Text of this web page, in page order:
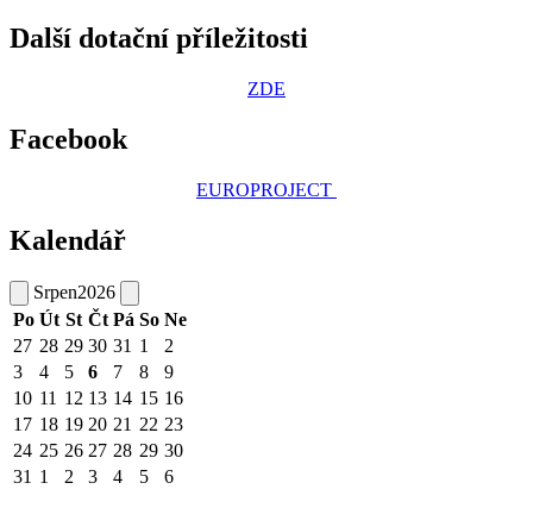
Další dotační příležitosti
ZDE
Facebook
EUROPROJECT
Kalendář
Srpen2026
Po Út St Čt Pá So Ne
27 28 29 30 31 1
2
3
4 5 6 7 8
9
10 11 12 13 14 15 16
17 18 19 20 21 22 23
24 25 26 27 28 29 30
31 1 2 3 4 5 6